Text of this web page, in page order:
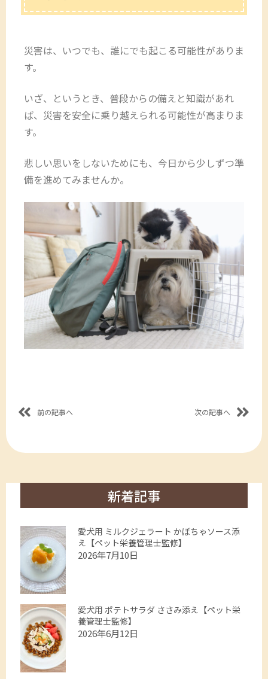
災害は、いつでも、誰にでも起こる可能性がありま
す。
いざ、というとき、普段からの備えと知識があれ
ば、災害を安全に乗り越えられる可能性が高まりま
す。
悲しい思いをしないためにも、今日から少しずつ準
備を進めてみませんか。
前の記事へ 次の記事へ
新着記事
愛犬用 ミルクジェラート かぼちゃソース添
え【ペット栄養管理士監修】
2026年7月10日
愛犬用 ポテトサラダ ささみ添え【ペット栄
養管理士監修】
2026年6月12日